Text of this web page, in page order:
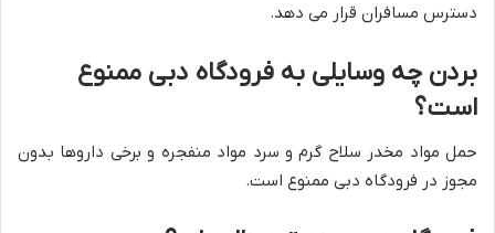
دسترس مسافران قرار می دهد.
بردن چه وسایلی به فرودگاه دبی ممنوع
است؟
حمل مواد مخدر سلاح گرم و سرد مواد منفجره و برخی داروها بدون
مجوز در فرودگاه دبی ممنوع است.